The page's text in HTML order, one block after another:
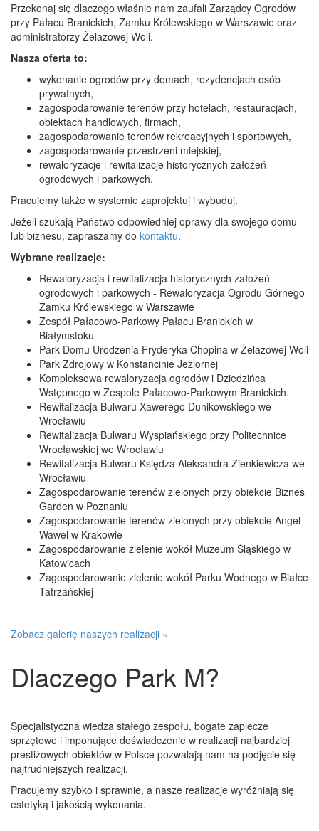
Przekonaj się dlaczego właśnie nam zaufali Zarządcy Ogrodów
przy Pałacu Branickich, Zamku Królewskiego w Warszawie oraz
administratorzy Żelazowej Woli.
Nasza oferta to:
wykonanie ogrodów przy domach, rezydencjach osób
prywatnych,
zagospodarowanie terenów przy hotelach, restauracjach,
obiektach handlowych, firmach,
zagospodarowanie terenów rekreacyjnych i sportowych,
zagospodarowanie przestrzeni miejskiej,
rewaloryzacje i rewitalizacje historycznych założeń
ogrodowych i parkowych.
Pracujemy także w systemie zaprojektuj i wybuduj.
Jeżeli szukają Państwo odpowiedniej oprawy dla swojego domu
lub biznesu, zapraszamy do kontaktu.
Wybrane realizacje:
Rewaloryzacja i rewitalizacja historycznych założeń
ogrodowych i parkowych - Rewaloryzacja Ogrodu Górnego
Zamku Królewskiego w Warszawie
Zespół Pałacowo-Parkowy Pałacu Branickich w
Białymstoku
Park Domu Urodzenia Fryderyka Chopina w Żelazowej Woli
Park Zdrojowy w Konstancinie Jeziornej
Kompleksowa rewaloryzacja ogrodów i Dziedzińca
Wstępnego w Zespole Pałacowo-Parkowym Branickich.
Rewitalizacja Bulwaru Xawerego Dunikowskiego we
Wrocławiu
Rewitalizacja Bulwaru Wyspiańskiego przy Politechnice
Wrocławskiej we Wrocławiu
Rewitalizacja Bulwaru Księdza Aleksandra Zienkiewicza we
Wrocławiu
Zagospodarowanie terenów zielonych przy obiekcie Biznes
Garden w Poznaniu
Zagospodarowanie terenów zielonych przy obiekcie Angel
Wawel w Krakowie
Zagospodarowanie zielenie wokół Muzeum Śląskiego w
Katowicach
Zagospodarowanie zielenie wokół Parku Wodnego w Białce
Tatrzańskiej
Zobacz galerię naszych realizacji »
Dlaczego Park M?
Specjalistyczna wiedza stałego zespołu, bogate zaplecze
sprzętowe i imponujące doświadczenie w realizacji najbardziej
prestiżowych obiektów w Polsce pozwalają nam na podjęcie się
najtrudniejszych realizacji.
Pracujemy szybko i sprawnie, a nasze realizacje wyróżniają się
estetyką i jakością wykonania.